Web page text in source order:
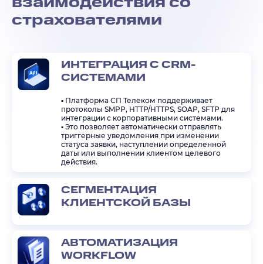
страхователями
ИНТЕГРАЦИЯ С CRM-
СИСТЕМАМИ
▪️ Платформа СП Телеком поддерживает
протоколы SMPP, HTTP/HTTPS, SOAP, SFTP для
интеграции с корпоративными системами.
▪️ Это позволяет автоматически отправлять
триггерные уведомления при изменении
статуса заявки, наступлении определенной
даты или выполнении клиентом целевого
действия.
СЕГМЕНТАЦИЯ
КЛИЕНТСКОЙ БАЗЫ
АВТОМАТИЗАЦИЯ
WORKFLOW